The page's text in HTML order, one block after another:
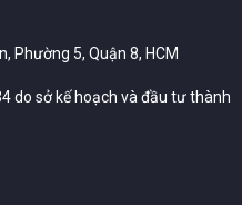
Phường 5, Quận 8, HCM
do sở kế hoạch và đầu tư thành